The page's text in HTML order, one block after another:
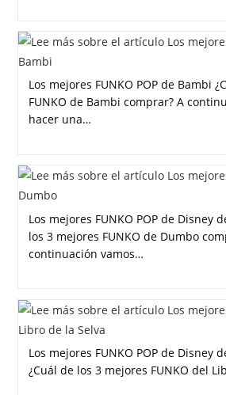
Los mejores FUNKO POP de Bambi
FUNKO de Bambi comprar? A
hacer una…
Los mejores FUNKO POP de Disney
los 3 mejores FUNKO de Dumbo
continuación vamos…
Los mejores FUNKO POP de Disney
¿Cuál de los 3 mejores FUNKO del